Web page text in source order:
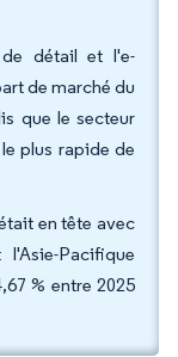
détail et l'e-
de marché du
que le secteur
plus rapide de
en tête avec
Pacifique
% entre 2025